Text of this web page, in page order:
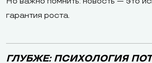
гарантия роста.
ГЛУБЖЕ: ПСИХОЛОГИЯ